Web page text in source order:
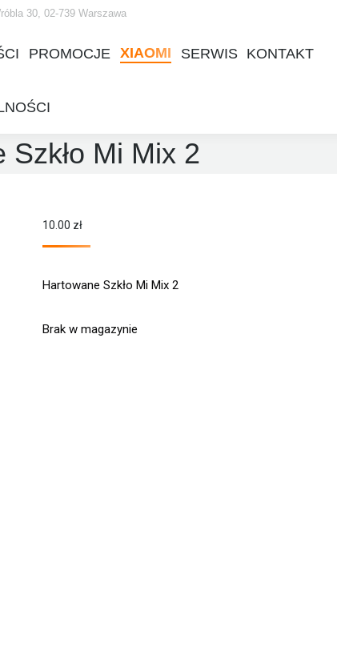
30, 02-739 Warszawa
PROMOCJE XIAOMI SERWIS KONTAKT
Szkło Mi Mix 2
10.00 zł
Hartowane Szkło Mi Mix 2
Brak w magazynie